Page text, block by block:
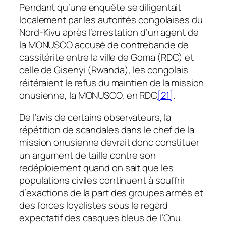
Pendant qu’une enquête se diligentait
localement par les autorités congolaises du
Nord-Kivu après l’arrestation d’un agent de
la MONUSCO accusé de contrebande de
cassitérite entre la ville de Goma (RDC) et
celle de Gisenyi (Rwanda), les congolais
réitéraient le refus du maintien de la mission
onusienne, la MONUSCO, en RDC[21].
De l’avis de certains observateurs, la
répétition de scandales dans le chef de la
mission onusienne devrait donc constituer
un argument de taille contre son
redéploiement quand on sait que les
populations civiles continuent à souffrir
d’exactions de la part des groupes armés et
des forces loyalistes sous le regard
expectatif des casques bleus de l’Onu.